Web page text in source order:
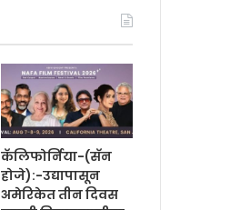
कॅलिफोर्निया-(सॅन
होजे):-उद्यापासून
अमेरिकेत तीन दिवस